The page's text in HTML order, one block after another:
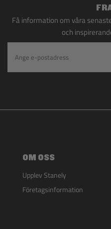
Få information om våra
och
OM OSS
Upplev Stanely
Företagsinformation